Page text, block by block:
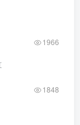
1966
1848